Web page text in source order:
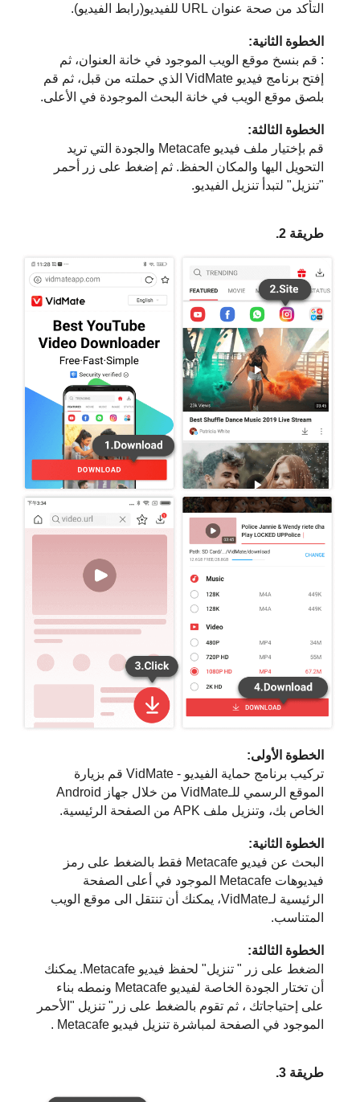
التأكد من صحة عنوان URL للفيديو(رابط الفيديو).
الخطوة الثانية:
: قم بنسخ موقع الويب الموجود في خانة العنوان، ثم
إفتح برنامج فيديو VidMate الذي حملته من قبل، ثم قم
بلصق موقع الويب في خانة البحث الموجودة في الأعلى.
الخطوة الثالثة:
قم بإختيار ملف فيديو Metacafe والجودة التي تريد
التحويل اليها والمكان الحفظ. ثم إضغط على زر أحمر
"تنزيل" لتبدأ تنزيل الفيديو.
طريقة 2.
الخطوة الأولى:
تركيب برنامج حماية الفيديو - VidMate قم بزيارة
الموقع الرسمي للـVidMate من خلال جهاز Android
الخاص بك، وتنزيل ملف APK من الصفحة الرئيسية.
الخطوة الثانية:
البحث عن فيديو Metacafe فقط بالضغط على رمز
فيديوهات Metacafe الموجود في أعلى الصفحة
الرئيسية لـVidMate، يمكنك أن تنتقل الى موقع الويب
المتناسب.
الخطوة الثالثة:
الضغط على زر " تنزيل" لحفظ فيديو Metacafe. يمكنك
أن تختار الجودة الخاصة لفيديو Metacafe ونمطه بناء
على إحتياجاتك ، ثم تقوم بالضغط على زر" تنزيل "الأحمر
الموجود في الصفحة لمباشرة تنزيل فيديو Metacafe .
طريقة 3.